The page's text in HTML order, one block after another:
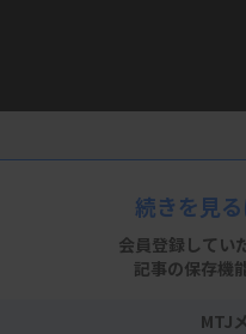
続きを見
会員登録してい
記事の保存機
MTJ